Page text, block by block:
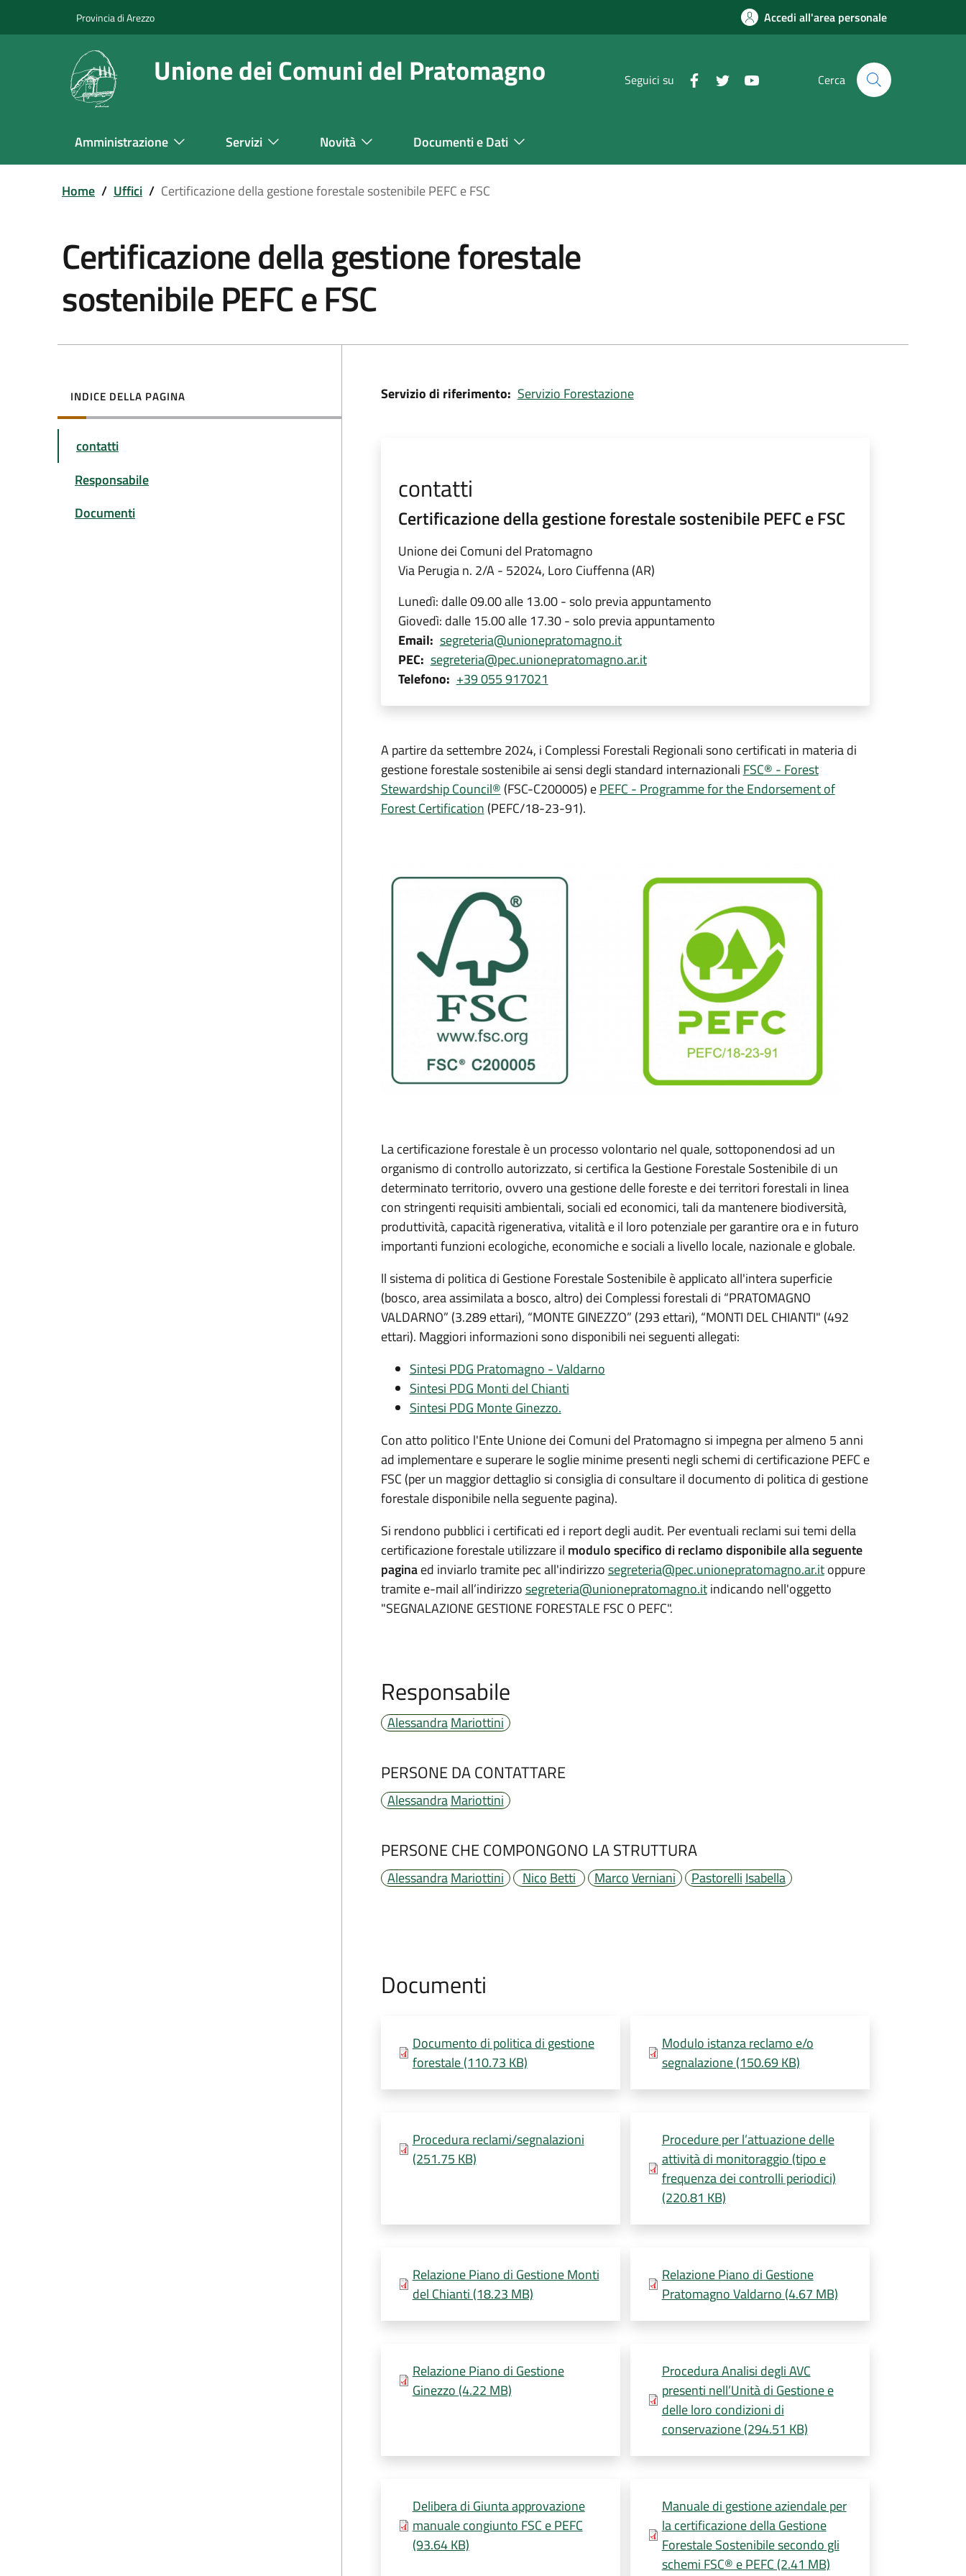
Provincia di Arezzo Accedi all'area personale
Unione dei Comuni del Pratomagno Seguici su Cerca
Navigazione
Principale
Amministrazione Servizi Novità Documenti e Dati
Home / Uffici / Certificazione della gestione forestale sostenibile PEFC e FSC
Certificazione della gestione forestale
sostenibile PEFC e FSC
INDICE DELLA PAGINA
contatti
Responsabile
Documenti
Servizio di riferimento Servizio Forestazione
contatti
Certificazione della gestione forestale sostenibile PEFC e FSC
Unione dei Comuni del Pratomagno
Via Perugia n. 2/A - 52024, Loro Ciuffenna (AR)
Lunedì: dalle 09.00 alle 13.00 - solo previa appuntamento
Giovedì: dalle 15.00 alle 17.30 - solo previa appuntamento
Email segreteria@unionepratomagno.it
PEC segreteria@pec.unionepratomagno.ar.it
Telefono +39 055 917021
A partire da settembre 2024, i Complessi Forestali Regionali sono certificati in materia di
gestione forestale sostenibile ai sensi degli standard internazionali FSC® - Forest
Stewardship Council® (FSC-C200005) ePEFC - Programme for the Endorsement of
Forest Certification (PEFC/18-23-91).
La certificazione forestale è un processo volontario nel quale, sottoponendosi ad un
organismo di controllo autorizzato, si certifica la Gestione Forestale Sostenibile di un
determinato territorio, ovvero una gestione delle foreste e dei territori forestali in linea
con stringenti requisiti ambientali, sociali ed economici, tali da mantenere biodiversità,
produttività, capacità rigenerativa, vitalità e il loro potenziale per garantire ora e in futuro
importanti funzioni ecologiche, economiche e sociali a livello locale, nazionale e globale.
ll sistema di politica di Gestione Forestale Sostenibile è applicato all'intera superficie
(bosco, area assimilata a bosco, altro) dei Complessi forestali di “PRATOMAGNO
VALDARNO” (3.289 ettari), “MONTE GINEZZO” (293 ettari), “MONTI DEL CHIANTI" (492
ettari). Maggiori informazioni sono disponibili nei seguenti allegati:
Sintesi PDG Pratomagno - Valdarno
Sintesi PDG Monti del Chianti
Sintesi PDG Monte Ginezzo.
Con atto politico l'Ente Unione dei Comuni del Pratomagno si impegna per almeno 5 anni
ad implementare e superare le soglie minime presenti negli schemi di certificazione PEFC e
FSC (per un maggior dettaglio si consiglia di consultare il documento di politica di gestione
forestale disponibile nella seguente pagina).
Si rendono pubblici i certificati ed i report degli audit. Per eventuali reclami sui temi della
certificazione forestaleutilizzare il modulo specifico di reclamodisponibile alla seguente
paginaed inviarlo tramite pec all'indirizzosegreteria@pec.unionepratomagno.ar.itoppure
tramite e-mail all’indirizzosegreteria@unionepratomagno.itindicando nell'oggetto
"SEGNALAZIONE GESTIONE FORESTALE FSC O PEFC".
Responsabile
AlessandraMariottini
PERSONE DA CONTATTARE
AlessandraMariottini
PERSONE CHE COMPONGONO LA STRUTTURA
AlessandraMariottini Nico Betti MarcoVerniani Pastorelli Isabella
Documenti
Documento di politica di gestione
forestale (110.73 KB)
Modulo istanza reclamo e/o
segnalazione (150.69 KB)
Procedura reclami/segnalazioni
(251.75 KB)
Procedure per l’attuazione delle
attività di monitoraggio (tipo e
frequenza dei controlli periodici)
(220.81 KB)
Relazione Piano di Gestione Monti
del Chianti (18.23 MB)
Relazione Piano di Gestione
Pratomagno Valdarno (4.67 MB)
Relazione Piano di Gestione
Ginezzo (4.22 MB)
Procedura Analisi degli AVC
presenti nell’Unità di Gestione e
delle loro condizioni di
conservazione (294.51 KB)
Delibera di Giunta approvazione
manuale congiunto FSC e PEFC
(93.64 KB)
Manuale di gestione aziendale per
la certificazione della Gestione
Forestale Sostenibile secondo gli
schemi FSC® e PEFC (2.41 MB)